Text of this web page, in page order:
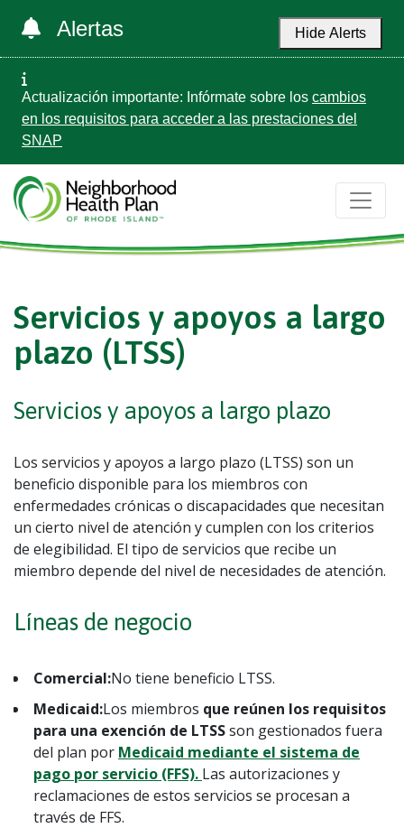
Alertas Hide Alerts
Actualización importante: Infórmate sobre los cambios
en los requisitos para acceder a las prestaciones del
SNAP
Servicios y apoyos a largo
plazo (LTSS)
Servicios y apoyos a largo plazo
Los servicios y apoyos a largo plazo (LTSS) son un
beneficio disponible para los miembros con
enfermedades crónicas o discapacidades que necesitan
un cierto nivel de atención y cumplen con los criterios
de elegibilidad. El tipo de servicios que recibe un
miembro depende del nivel de necesidades de atención.
Líneas de negocio
Comercial:No tiene beneficio LTSS.
Medicaid:Los miembros que reúnen los requisitos
para una exención de LTSSson gestionados fuera
del plan por Medicaid mediante el sistema de
pago por servicio (FFS). Las autorizaciones y
reclamaciones de estos servicios se procesan a
través de FFS.